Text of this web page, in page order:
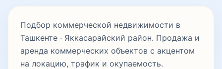
Тафаккур
Подбор коммерческой недвижимости в
Ташкенте · Яккасарайский район. Продажа и
аренда коммерческих объектов с акцентом
на локацию, трафик и окупаемость.